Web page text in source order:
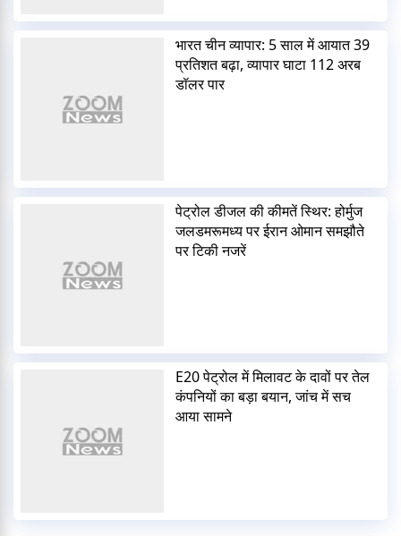
भारत चीन व्यापार: 5 साल में आयात 39
प्रतिशत बढ़ा, व्यापार घाटा 112 अरब
डॉलर पार
पेट्रोल डीजल की कीमतें स्थिर: होर्मुज
जलडमरूमध्य पर ईरान ओमान समझौते
पर टिकी नजरें
E20 पेट्रोल में मिलावट के दावों पर तेल
कंपनियों का बड़ा बयान, जांच में सच
आया सामने